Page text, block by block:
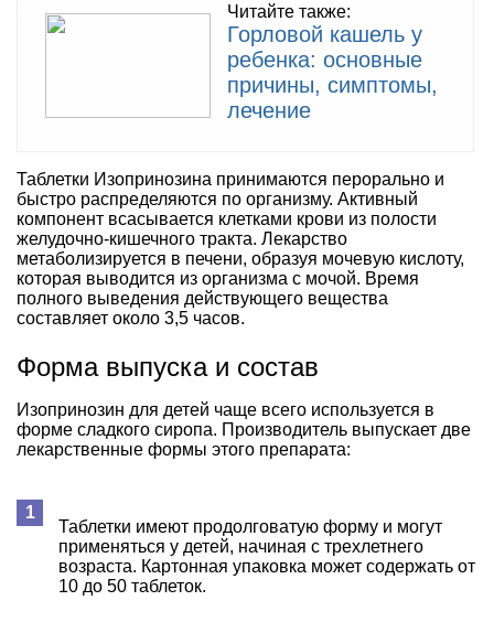
Читайте также:
Горловой кашель у
ребенка: основные
причины, симптомы,
лечение
Таблетки Изопринозина принимаются перорально и
быстро распределяются по организму. Активный
компонент всасывается клетками крови из полости
желудочно-кишечного тракта. Лекарство
метаболизируется в печени, образуя мочевую кислоту,
которая выводится из организма с мочой. Время
полного выведения действующего вещества
составляет около 3,5 часов.
Форма выпуска и состав
Изопринозин для детей чаще всего используется в
форме сладкого сиропа. Производитель выпускает две
лекарственные формы этого препарата:
Таблетки имеют продолговатую форму и могут
применяться у детей, начиная с трехлетнего
возраста. Картонная упаковка может содержать от
10 до 50 таблеток.